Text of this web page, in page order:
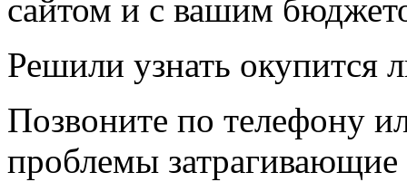
сайтом и с вашим
Решили узнать окупится
Позвоните по телефону
проблемы